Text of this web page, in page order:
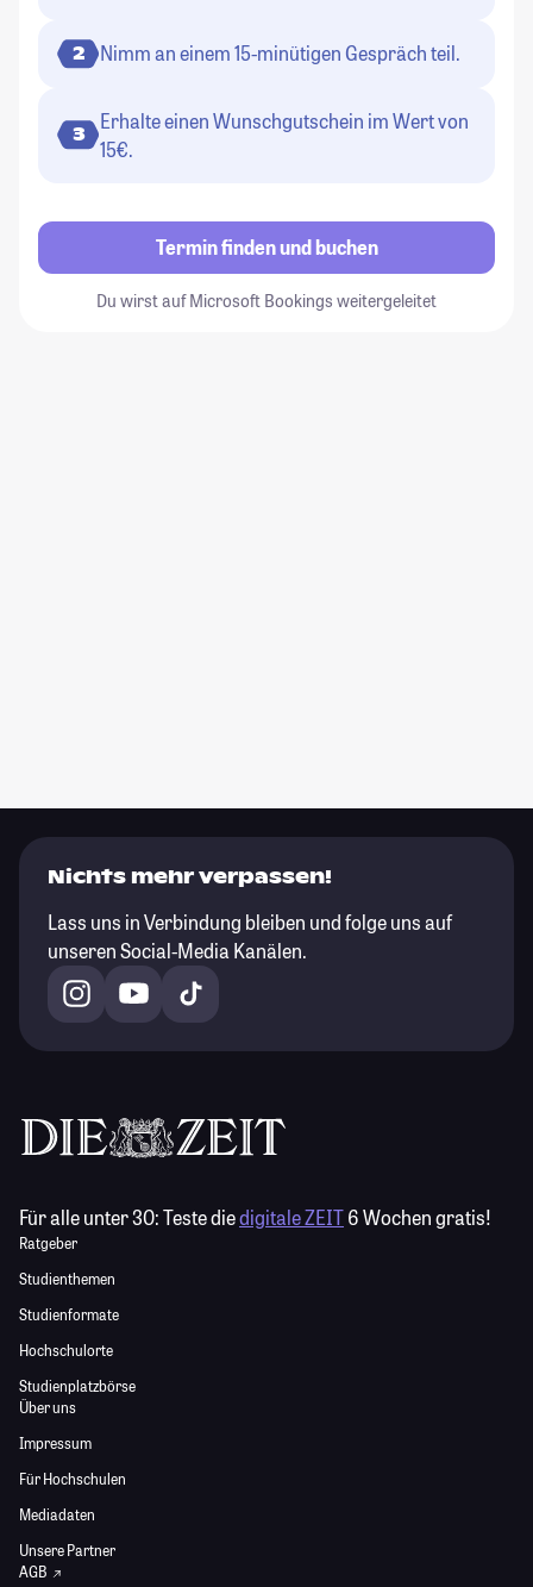
2 Nimm an einem 15-minütigen Gespräch teil.
3
Erhalte einen Wunschgutschein im Wert von
15€.
Termin finden und buchen
Du wirst auf Microsoft Bookings weitergeleitet
Nichts mehr verpassen!
Lass uns in Verbindung bleiben und folge uns auf
unseren Social-Media Kanälen.
Für alle unter 30:Teste diedigitale ZEIT6 Wochen gratis!
Ratgeber
Studienthemen
Studienformate
Hochschulorte
Studienplatzbörse
Über uns
Impressum
Für Hochschulen
Mediadaten
Unsere Partner
AGB